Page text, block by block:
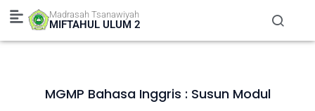
Skip
content
Madrasah Tsanawiyah
MIFTAHUL ULUM 2
MGMP Bahasa Inggris : Susun Modul